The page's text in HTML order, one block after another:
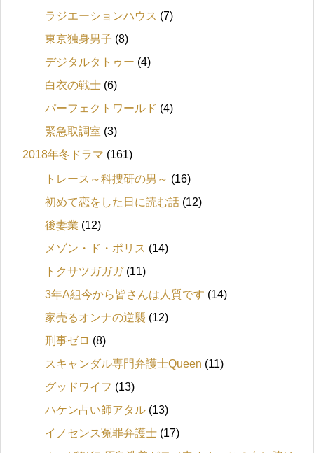
ラジエーションハウス (7)
東京独身男子 (8)
デジタルタトゥー (4)
白衣の戦士 (6)
パーフェクトワールド (4)
緊急取調室 (3)
2018年冬ドラマ (161)
トレース～科捜研の男～ (16)
初めて恋をした日に読む話 (12)
後妻業 (12)
メゾン・ド・ポリス (14)
トクサツガガガ(11)
3年A組今から皆さんは人質です (14)
家売るオンナの逆襲 (12)
刑事ゼロ (8)
スキャンダル専門弁護士Queen (11)
グッドワイフ (13)
ハケン占い師アタル (13)
イノセンス冤罪弁護士 (17)